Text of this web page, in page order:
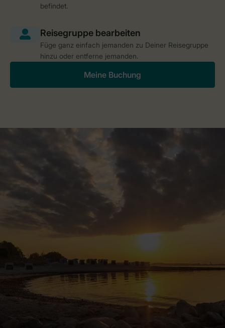
befindet.
Füge ganz einfach jemanden zu Deiner Reisegruppe
hinzu oder entferne jemanden.
Meine Buchung